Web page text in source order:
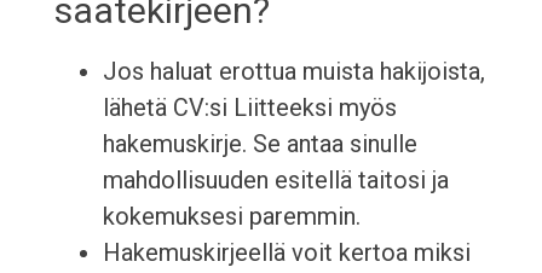
saatekirjeen?
Jos haluat erottua muista hakijoista,
lähetä CV:si Liitteeksi myös
hakemuskirje. Se antaa sinulle
mahdollisuuden esitellä taitosi ja
kokemuksesi paremmin.
Hakemuskirjeellä voit kertoa miksi